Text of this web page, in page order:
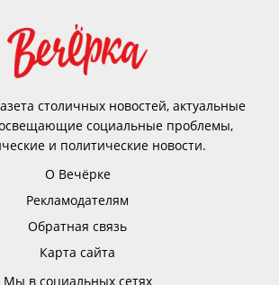
столичных новостей, актуальные
социальные проблемы,
и политические новости.
О Вечёрке
Рекламодателям
Обратная связь
Карта сайта
Мы в социальных сетях